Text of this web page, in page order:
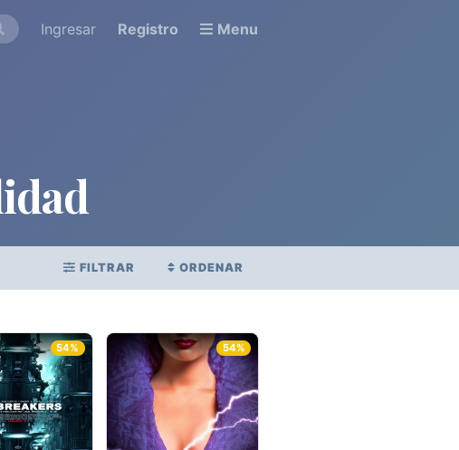
Ingresar Registro Menu
FILTRAR ORDENAR
Hasta...
Ver todo
54% 54%